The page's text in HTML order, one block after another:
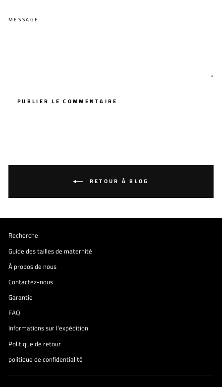
MESSAGE
PUBLIER LE COMMENTAIRE
RETOUR À BLOG
Recherche
Guide des tailles de maternité
À propos de nous
Contactez-nous
Garantie
FAQ
Informations sur l'expédition
Politique de retour
politique de confidentialité